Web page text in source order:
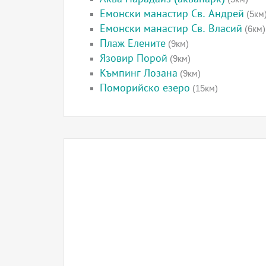
Емонски манастир Св. Андрей
Емонски манастир Св. Власий (6км)
Плаж Елените (9км)
Язовир Порой (9км)
Къмпинг Лозана (9км)
Поморийско езеро (15км)